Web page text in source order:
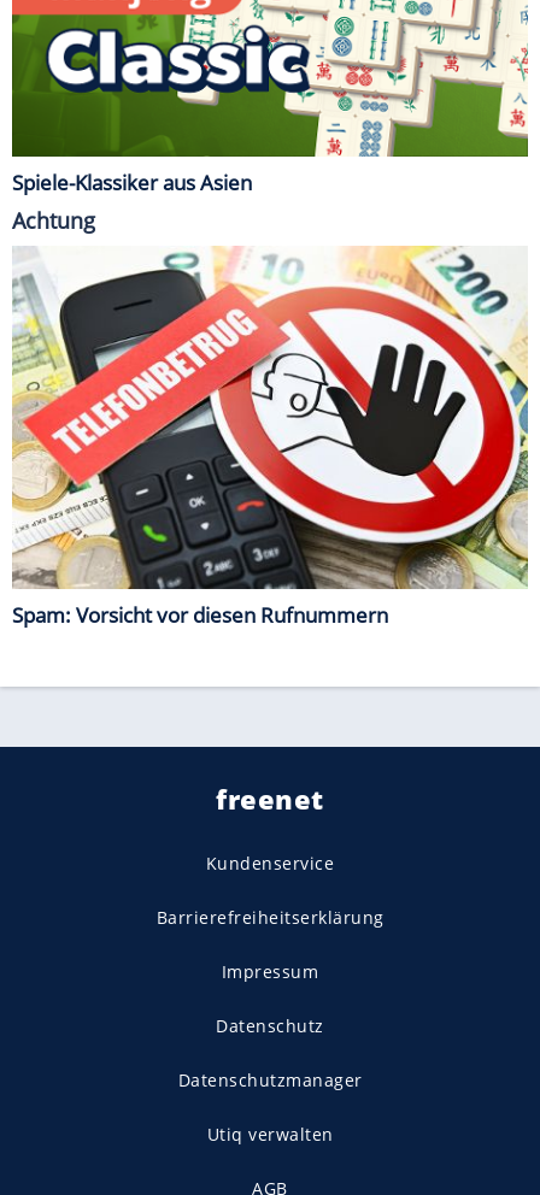
Spiele-Klassiker aus Asien
Achtung
Spam: Vorsicht vor diesen Rufnummern
freenet
Kundenservice
Barrierefreiheitserklärung
Impressum
Datenschutz
Datenschutzmanager
Utiq verwalten
AGB